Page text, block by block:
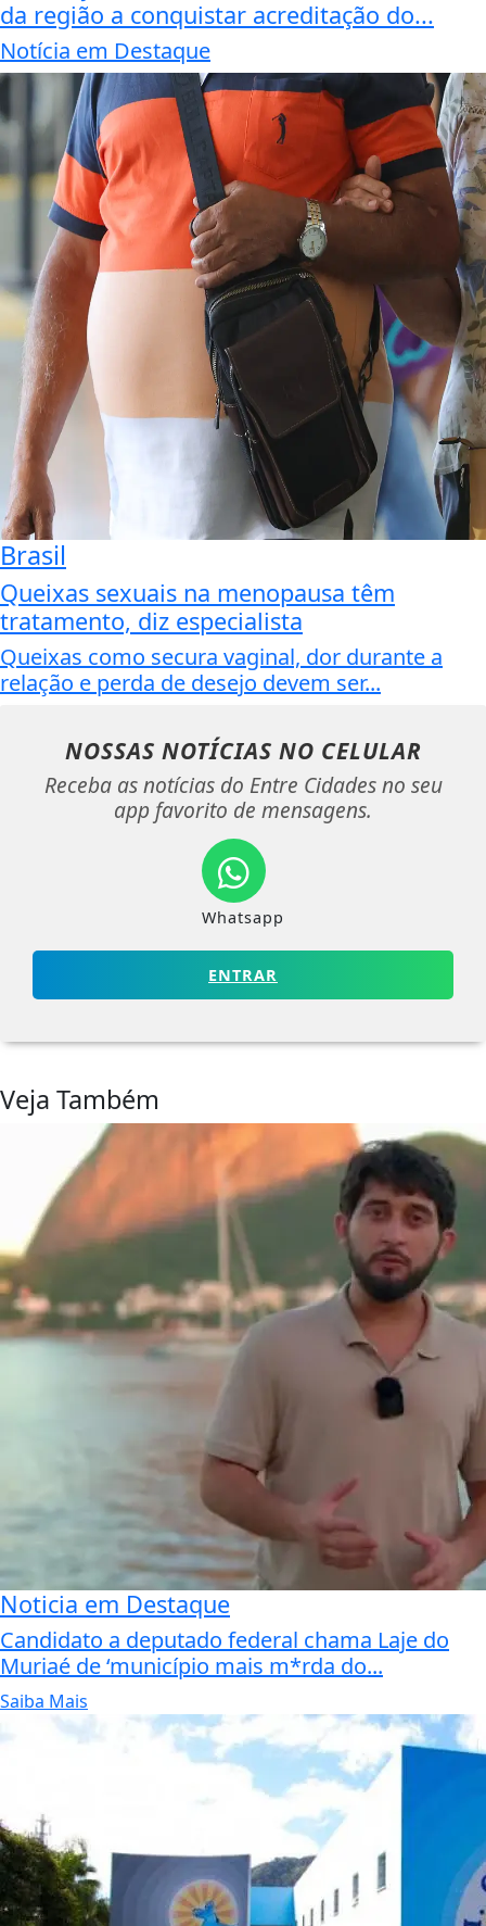
da região a conquistar acreditação do...
Notícia em Destaque
Brasil
Queixas sexuais na menopausa têm
tratamento, diz especialista
Queixas como secura vaginal, dor durante a
relação e perda de desejo devem ser...
NOSSAS NOTÍCIAS NO CELULAR
Receba as notícias do Entre Cidades no seu
app favorito de mensagens.
Whatsapp
ENTRAR
Veja Também
Noticia em Destaque
Candidato a deputado federal chama Laje do
Muriaé de ‘município mais m*rda do...
Saiba Mais